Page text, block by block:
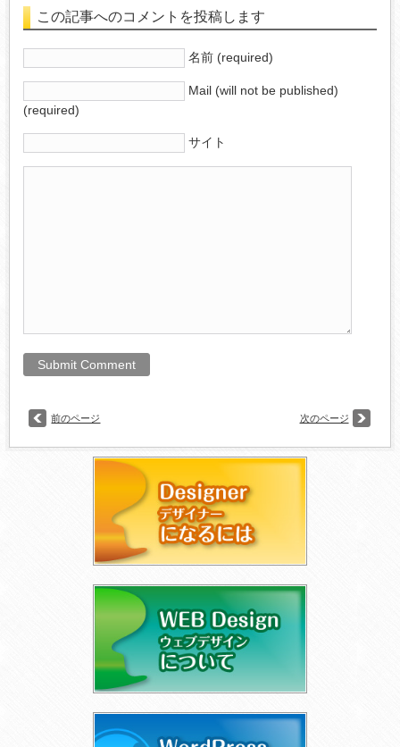
この記事へのコメントを投稿します
名前 (required)
Mail (will not be published)
(required)
サイト
前のページ 次のページ